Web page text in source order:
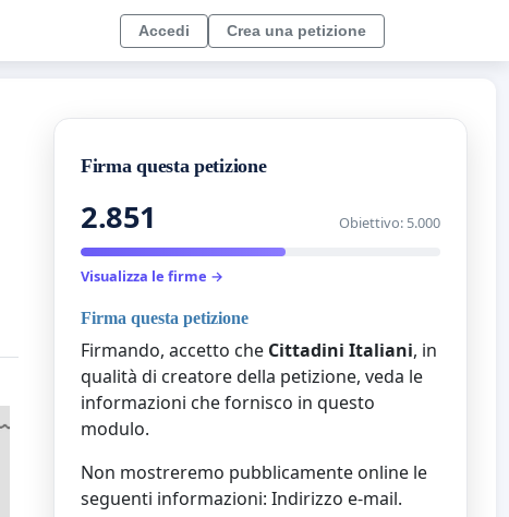
Accedi Crea una petizione
Firma questa petizione
2.851 Obiettivo: 5.000
Visualizza le firme →
Firma questa petizione
Firmando, accetto che Cittadini Italiani, in
qualità di creatore della petizione, veda le
informazioni che fornisco in questo
modulo.
Non mostreremo pubblicamente online le
seguenti informazioni: Indirizzo e-mail.